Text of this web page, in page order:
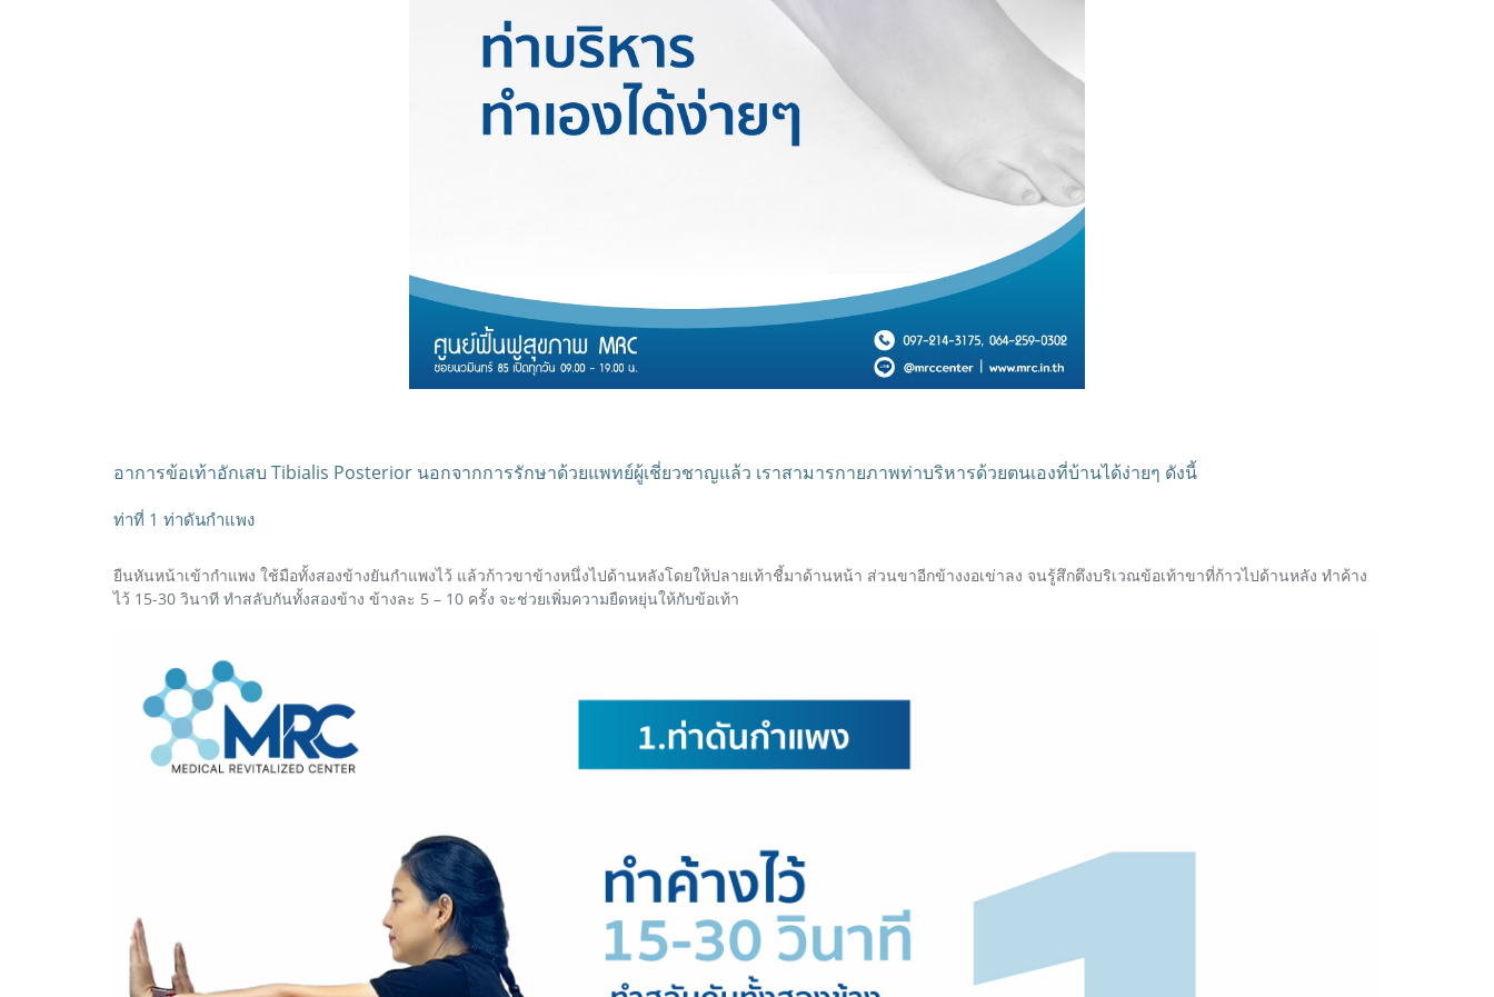
อาการข้อเท้าอักเสบ Tibialis Posterior นอกจากการรักษาด้วยแพทย์ผู้เชี่ยวชาญแล้ว เราสามารกายภาพท่าบริหารด้วยตนเองที่บ้านได้ง่ายๆ ดังนี้
ท่าที่ 1 ท่าดันกำแพง
ยืนหันหน้าเข้ากำแพง ใช้มือทั้งสองข้างยันกำแพงไว้ แล้วก้าวขาข้างหนึ่งไปด้านหลังโดยให้ปลายเท้าชี้มาด้านหน้า ส่วนขาอีกข้างงอเข่าลง จนรู้สึกตึงบริเวณข้อเท้าขาที่ก้าวไปด้านหลัง ทำค้าง
ไว้ 15-30 วินาที ทำสลับกันทั้งสองข้าง ข้างละ 5 – 10 ครั้ง จะช่วยเพิ่มความยืดหยุ่นให้กับข้อเท้า